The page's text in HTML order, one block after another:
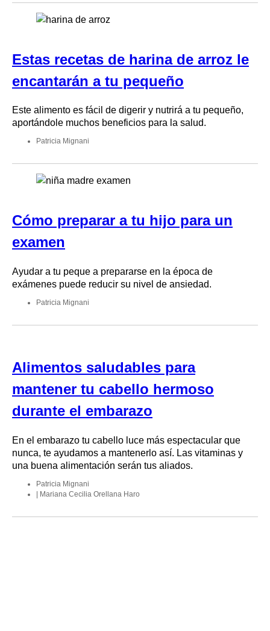
Estas recetas de harina de arroz le
encantarán a tu pequeño
Este alimento es fácil de digerir y nutrirá a tu pequeño,
aportándole muchos beneficios para la salud.
Patricia Mignani
Cómo preparar a tu hijo para un
examen
Ayudar a tu peque a prepararse en la época de
exámenes puede reducir su nivel de ansiedad.
Patricia Mignani
Alimentos saludables para
mantener tu cabello hermoso
durante el embarazo
En el embarazo tu cabello luce más espectacular que
nunca, te ayudamos a mantenerlo así. Las vitaminas y
una buena alimentación serán tus aliados.
Patricia Mignani
Mariana Cecilia Orellana Haro